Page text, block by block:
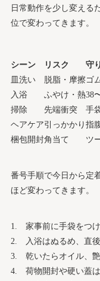
日常動作を少し変える
位で変わってきます。
シーン リスク
守
皿洗い
脱脂・摩擦ゴ
入浴
ふやけ・熱38
掃除
先端衝突
手
ヘアケア引っかかり 指
梱包開封角当て ツ
番号手順で今日から定
ほど変わってきます。
家事前に手袋をつ
入浴はぬるめ、直
乾いたらオイル、
荷物開封や硬い蓋